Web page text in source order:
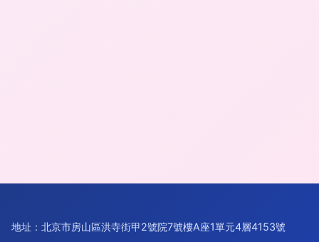
地址：北京市房山區洪寺街甲2號院7號樓A座1單元4層4153號